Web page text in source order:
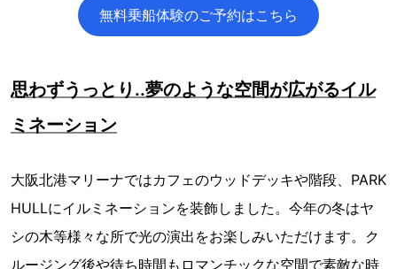
無料乗船体験のご予約はこちら
思わずうっとり..夢のような空間が広がるイル
ミネーション
大阪北港マリーナではカフェのウッドデッキや階段、PARK
HULLにイルミネーションを装飾しました。今年の冬はヤ
シの木等様々な所で光の演出をお楽しみいただけます。ク
ルージング後や待ち時間もロマンチックな空間で素敵な時